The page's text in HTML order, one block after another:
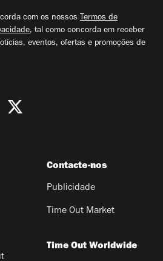
com os nossos Termos de
, tal como concorda em receber
eventos, ofertas e promoções de
Contacte-nos
Publicidade
Time Out Market
Time Out Worldwide